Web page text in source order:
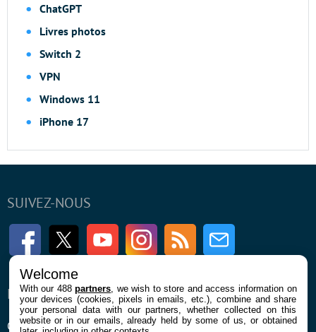
ChatGPT
Livres photos
Switch 2
VPN
Windows 11
iPhone 17
SUIVEZ-NOUS
FacebookTwitter Youtube InstagramRSS Newsletter
ENTREPRISE
Qui sommes nous
À PROPOS
La rédaction
Welcome
With our 488partners , we wish to store and access information on
your devices (cookies, pixels in emails, etc.), combine and share
your personal data with our partners, whether collected on this
website or in our emails, already held by some of us, or obtained